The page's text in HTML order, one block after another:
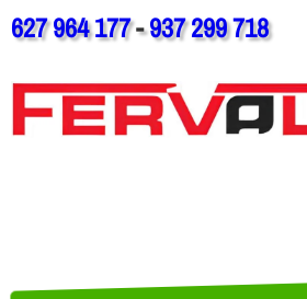
627 964 177-937 299 718